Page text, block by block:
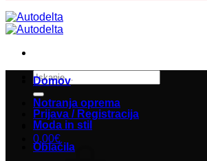
Išči:
Prijava / Registracija
0,00€
Domov
Notranja oprema
Moda in stil
Oblačila